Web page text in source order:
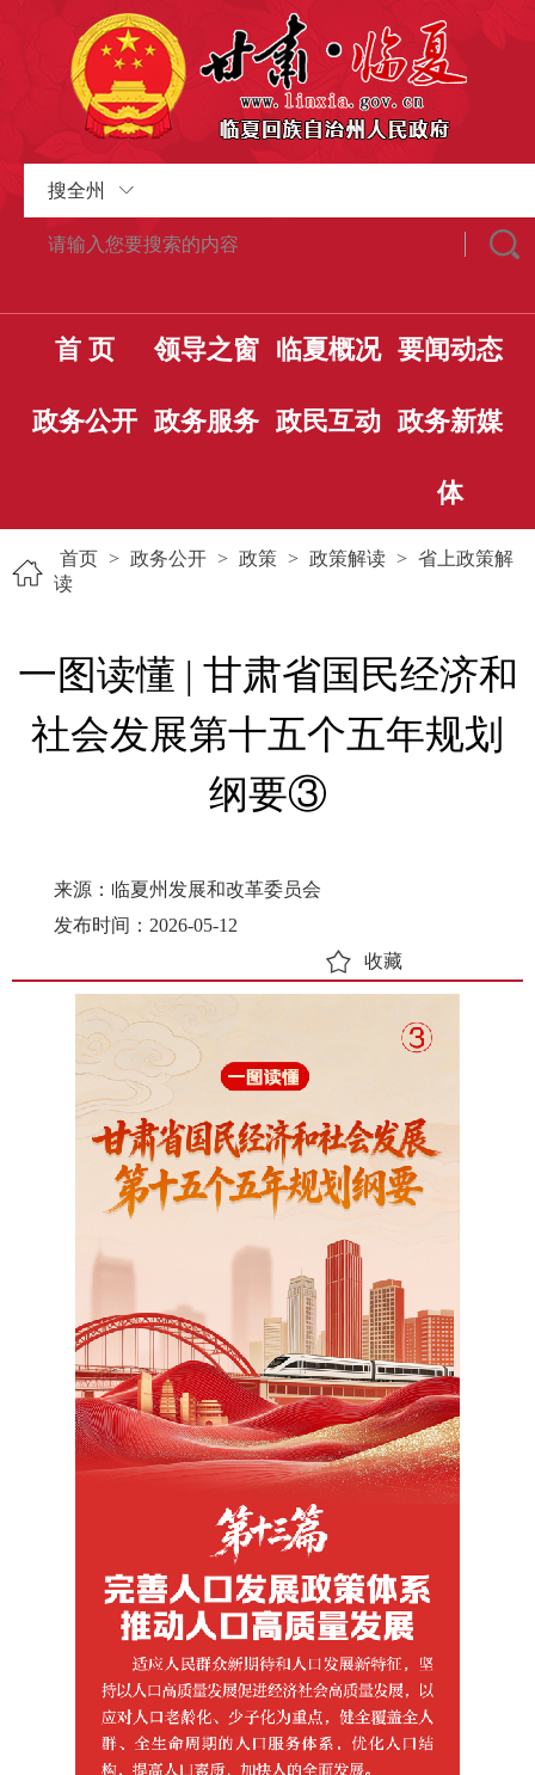
搜全州
首 页 领导之窗 临夏概况 要闻动态
政务公开 政务服务 政民互动 政务新媒
体
首页 > 政务公开 > 政策 > 政策解读 > 省上政策解
读
一图读懂 | 甘肃省国民经济和
社会发展第十五个五年规划
纲要③
来源：临夏州发展和改革委员会
发布时间：2026-05-12
收藏